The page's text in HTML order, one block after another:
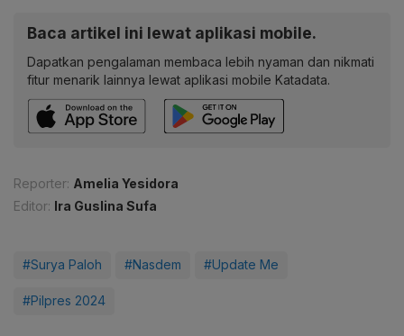
Baca artikel ini lewat aplikasi mobile.
Dapatkan pengalaman membaca lebih nyaman dan nikmati
fitur menarik lainnya lewat aplikasi mobile Katadata.
Reporter: Amelia Yesidora
Editor: Ira Guslina Sufa
#Surya Paloh #Nasdem #Update Me
#Pilpres 2024